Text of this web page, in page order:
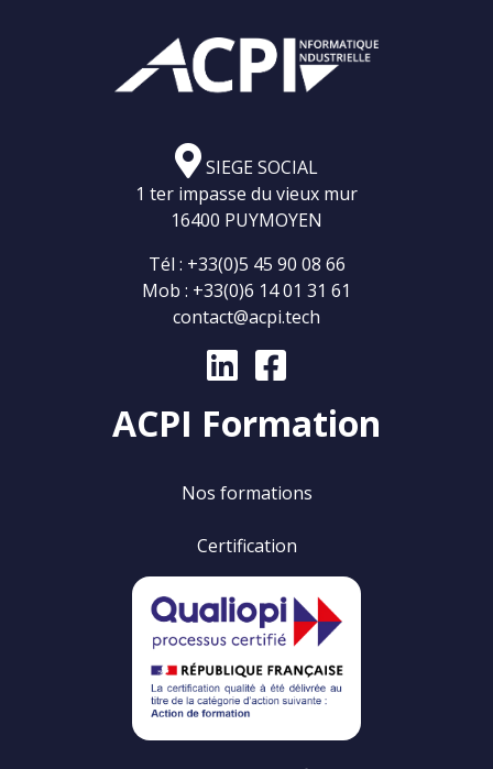
SIEGE SOCIAL
1 ter impasse du vieux mur
16400 PUYMOYEN
Tél : +33(0)5 45 90 08 66
Mob : +33(0)6 14 01 31 61
contact@acpi.tech
ACPI Formation
Nos formations
Certification